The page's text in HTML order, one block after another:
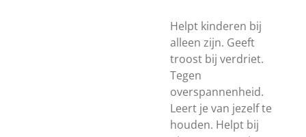
Helpt kinderen bij
alleen zijn. Geeft
troost bij verdriet.
Tegen
overspannenheid.
Leert je van jezelf te
houden. Helpt bij